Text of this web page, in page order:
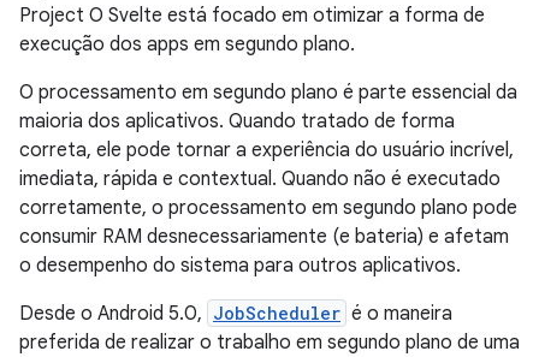
Project O Svelte está focado em otimizar a forma de
execução dos apps em segundo plano.
O processamento em segundo plano é parte essencial da
maioria dos aplicativos. Quando tratado de forma
correta, ele pode tornar a experiência do usuário incrível,
imediata, rápida e contextual. Quando não é executado
corretamente, o processamento em segundo plano pode
consumir RAM desnecessariamente (e bateria) e afetam
o desempenho do sistema para outros aplicativos.
Desde o Android 5.0, JobScheduler é o maneira
preferida de realizar o trabalho em segundo plano de uma